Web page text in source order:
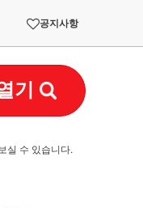
공지사항
기
실 수 있습니다.